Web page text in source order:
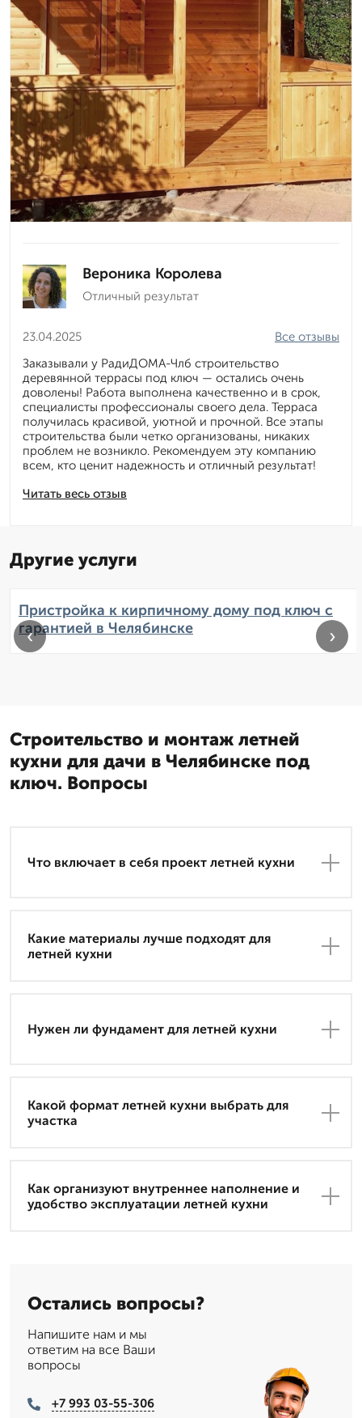
Вероника Королева
Отличный результат
23.04.2025
Читать весь отзыв
Все отзывы
Заказывали у РадиДОМА-Члб строительство
деревянной террасы под ключ — остались очень
доволены! Работа выполнена качественно и в срок,
специалисты профессионалы своего дела. Терраса
получилась красивой, уютной и прочной. Все этапы
строительства были четко организованы, никаких
проблем не возникло. Рекомендуем эту компанию
всем, кто ценит надежность и отличный результат!
Другие услуги
Пристройка к кирпичному дому под ключ с
гарантией в Челябинске
‹ ›
Строительство и монтаж летней
кухни для дачи в Челябинске под
ключ. Вопросы
Что включает в себя проект летней кухни
Какие материалы лучше подходят для
летней кухни
Нужен ли фундамент для летней кухни
Какой формат летней кухни выбрать для
участка
Как организуют внутреннее наполнение и
удобство эксплуатации летней кухни
Остались вопросы?
Напишите нам и мы
ответим на все Ваши
вопросы
+7 993 03-55-306